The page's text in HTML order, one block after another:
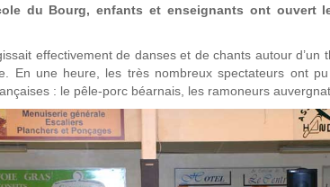
du Bourg, enfants et enseignants ont ouvert
effectivement de danses et de chants autour
En une heure, les très nombreux spectateurs ont
: le pêle-porc béarnais, les ramoneurs